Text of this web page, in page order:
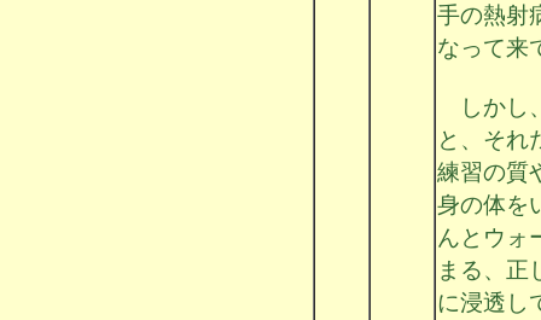
手の熱射
なって来
しかし
と、それ
練習の質
身の体を
んとウォ
まる、正
に浸透し